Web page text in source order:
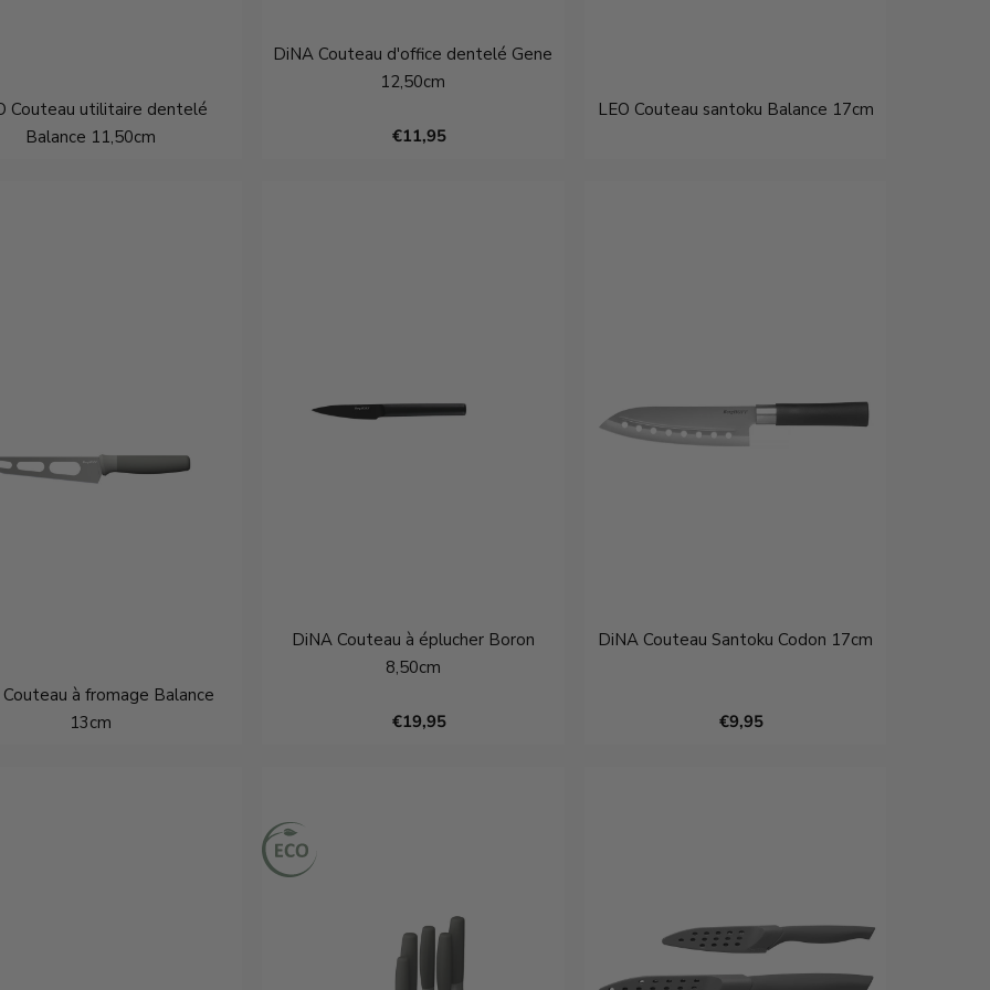
Couteau utilitaire dentelé
Balance 11,50cm
DiNA Couteau d'office dentelé Gene
12,50cm
€11,95
LEO Couteau santoku Balance 17cm
Couteau à fromage Balance
13cm
DiNA Couteau à éplucher Boron
8,50cm
€19,95
DiNA Couteau Santoku Codon 17cm
€9,95